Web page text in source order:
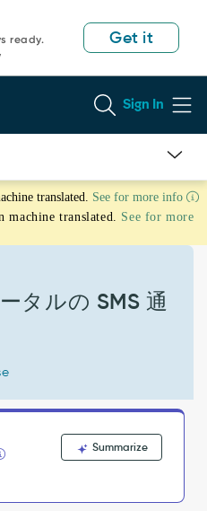
ready.
Get it
Sign In
translated. See for more info
machine translated. See for more
タルの SMS 通
Summarize